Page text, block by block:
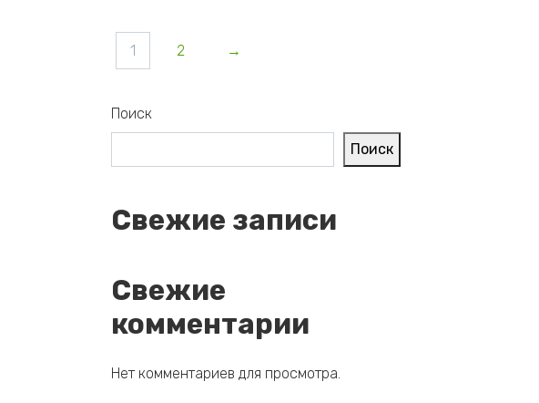
1 2 →
Поиск
Поиск
Свежие записи
Свежие
комментарии
Нет комментариев для просмотра.